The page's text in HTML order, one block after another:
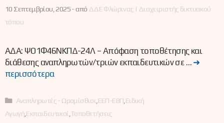
10 Σεπτεμβρίου, 2025 -από ΔΔΕ Φλώρινας | Διαχειριστής δικτυακού
τόπου
ΑΔΑ: ΨΟ1Φ46ΝΚΠΔ-24Λ – Απόφαση τοποθέτησης και
διάθεσης αναπληρωτών/τριών εκπαιδευτικών σε … ➜
περισσότερα
Κατηγορίες
Αναπληρωτές - Ωρομίσθιοι ΕΕΠ-ΕΒΠ Ειδική
Αγωγή Εκπαιδευτικοί Τοποθετήσεις